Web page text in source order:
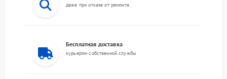
даже при отказе от ремонта
Бесплатная доставка
курьером собственной службы